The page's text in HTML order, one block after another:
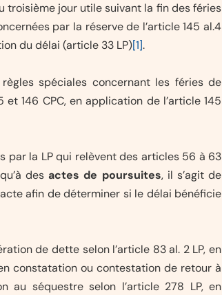
troisième jour utile suivant la fin des féries
par la réserve de l’article 145 al.4
du délai (article 33 LP)[1].
spéciales concernant les féries de
146 CPC, en application de l’article 145
par la LP qui relèvent des articles 56 à 63
desactes de poursuites, il s’agit de
afin de déterminer si le délai bénéficie
de dette selon l’article 83 al. 2 LP, en
constatation ou contestation de retour à
au séquestre selon l’article 278 LP, en